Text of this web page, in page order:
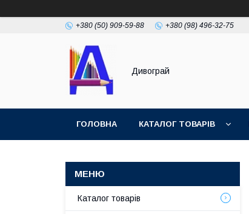
+380 (50) 909-59-88 +380 (98) 496-32-75
Дивограй
ГОЛОВНА КАТАЛОГ ТОВАРІВ
Каталог товарів